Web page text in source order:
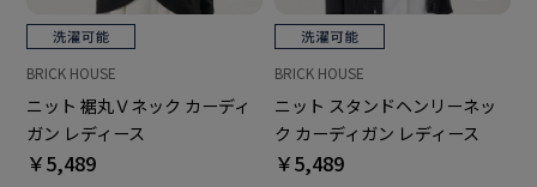
BRICK HOUSE
ニット 裾丸Ｖネック カーディ
ガン レディース
￥5,489
BRICK HOUSE
ニット スタンドヘンリーネッ
ク カーディガン レディース
￥5,489